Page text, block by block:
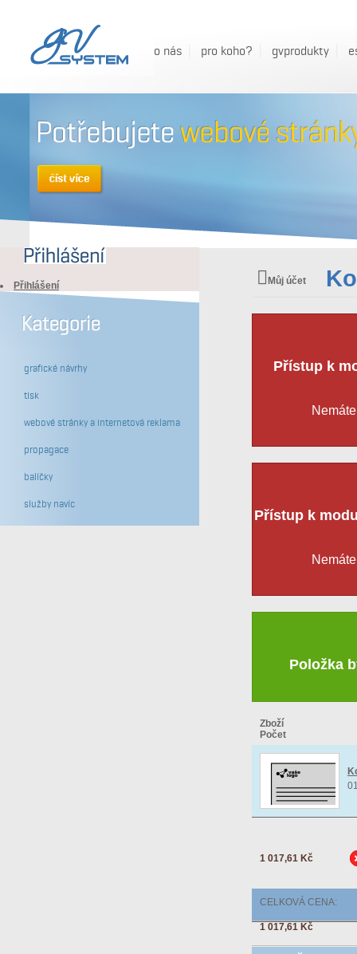
o nás pro koho? gvprodukty
Můj účet
Přístup k
Přístup k
Položka
Zboží
Počet
1 017,61 Kč
CELKOVÁ CENA:
1 017,61 Kč
Přihlášení
grafické návrhy
tisk
webové stránky a internetová reklama
propagace
balíčky
služby navíc